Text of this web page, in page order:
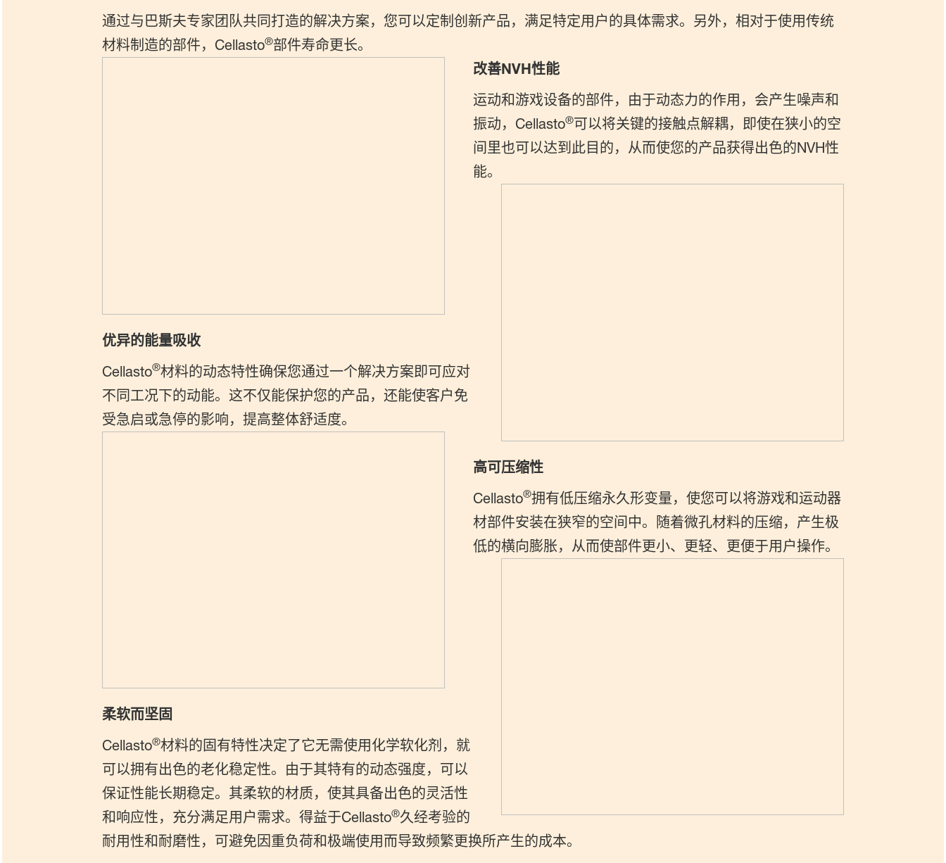
通过与巴斯夫专家团队共同打造的解决方案，您可以定制创新产品，满足特定用户的具体需求。另外，相对于使用传统
材料制造的部件，Cellasto®部件寿命更长。
改善NVH性能
运动和游戏设备的部件，由于动态力的作用，会产生噪声和
振动，Cellasto®可以将关键的接触点解耦，即使在狭小的空
间里也可以达到此目的，从而使您的产品获得出色的NVH性
能。
优异的能量吸收
Cellasto®材料的动态特性确保您通过一个解决方案即可应对
不同工况下的动能。这不仅能保护您的产品，还能使客户免
受急启或急停的影响，提高整体舒适度。
高可压缩性
Cellasto®拥有低压缩永久形变量，使您可以将游戏和运动器
材部件安装在狭窄的空间中。随着微孔材料的压缩，产生极
低的横向膨胀，从而使部件更小、更轻、更便于用户操作。
柔软而坚固
Cellasto®材料的固有特性决定了它无需使用化学软化剂，就
可以拥有出色的老化稳定性。由于其特有的动态强度，可以
保证性能长期稳定。其柔软的材质，使其具备出色的灵活性
和响应性，充分满足用户需求。得益于Cellasto®久经考验的
耐用性和耐磨性，可避免因重负荷和极端使用而导致频繁更换所产生的成本。